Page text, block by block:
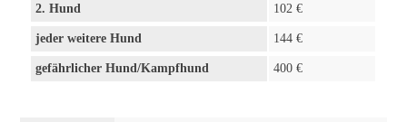
2. Hund 102 €
jeder weitere Hund 144 €
gefährlicher Hund/Kampfhund 400 €